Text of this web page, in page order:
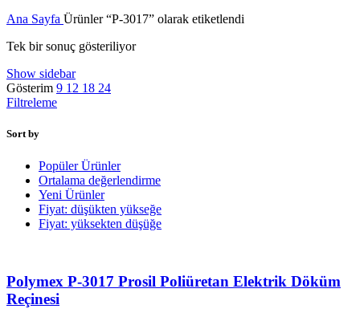
Ana Sayfa Ürünler “P-3017” olarak etiketlendi
Tek bir sonuç gösteriliyor
Show sidebar
Gösterim 9 12 18 24
Filtreleme
Sort by
Popüler Ürünler
Ortalama değerlendirme
Yeni Ürünler
Fiyat: düşükten yükseğe
Fiyat: yüksekten düşüğe
Polymex P-3017 Prosil Poliüretan Elektrik Döküm
Reçinesi